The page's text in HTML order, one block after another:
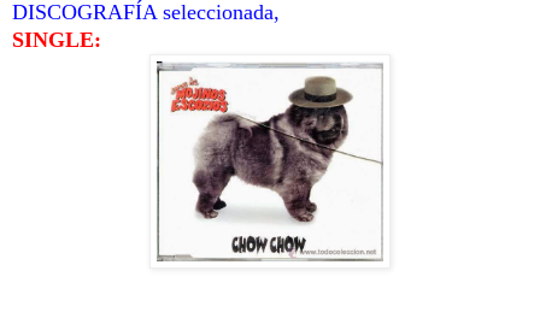
DISCOGRAFÍA seleccionada,
SINGLE: